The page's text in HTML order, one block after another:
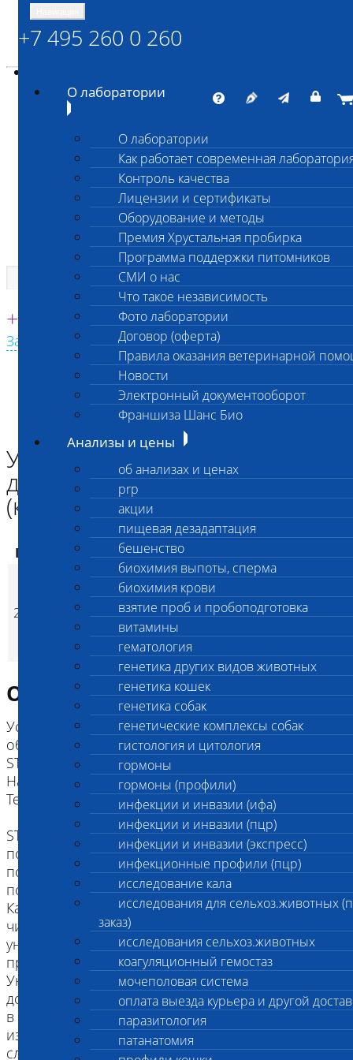
ШАНС БИО
Независимая ветеринарная лаборатория
Единая круглосуточная справочная
+7 495 260 0 260
Заказать звонок с сайта
+7 495 260 0 260
О лаборатории
О лаборатории
Как работает современная
Контроль качества
Лицензии и сертификаты
Оборудование и методы
Премия Хрустальная пробирка
Программа поддержки питомников
СМИ о нас
Что такое независимость
Фото лаборатории
Договор (оферта)
Правила оказания ветеринарной
Новости
Электронный документооборот
Франшиза Шанс Био
Анализы и цены
об анализах и ценах
prp
акции
пищевая дезадаптация
бешенство
биохимия выпоты, сперма
биохимия крови
взятие проб и пробоподготовка
витамины
гематология
генетика других видов животных
генетика кошек
генетика собак
генетические комплексы собак
гистология и цитология
гормоны
гормоны (профили)
инфекции и инвазии (ифа)
инфекции и инвазии (пцр)
инфекции и инвазии (экспресс)
инфекционные профили (пцр)
исследование кала
исследования для сельхоз.животных
заказ)
исследования сельхоз.животных
коагуляционный гемостаз
мочеполовая система
оплата выезда курьера и другой
паразитология
патанатомия
Главная страница
Анализы и цены
ГЕНЕТИКА КОШЕК
Установление родства дополнительная проба (котенок, кот,
Установление родства
дополнительная проба
(котенок, кот, кошка)
Код Наименование услуг Цена, руб.
2597
Установление
родства
дополнительная
проба (котенок, кот,
кошка)
3 100p (Время
Описание исследования
Установление родства проводится по
общепризнанной системе полиморфных локусов
STR (Short Tandem Repeats), рекомендуемых
Национальным Институтом Стандартов и
Технологий США.
STR представляют собой некодирующую
последовательность ДНК, состоящую из
повторяющихся от 5 до 40 раз коротких
последовательностей из 3-6 нуклеотидов (букв).
Каждый из 14 локусов содержит собственное
число повторов, сочетание которых в комплексе
уникально для каждого животного и
представляет собой генетический профиль.
Уникальность генетического профиля
достигается за счет естественной изменчивости
в ряду поколений при которой происходит
изменение числа повторов. Вероятность
случайного совпадения генетических профилей у